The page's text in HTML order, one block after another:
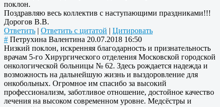
поклон.
Поздравляю весь коллектив с наступающими праздниками!!!
Дорогов В.В.
Ответить | Ответить с цитатой | Цитировать
# Петрухина Валентина 20.07.2018 16:50
Низкий поклон, искренняя благодарность и признательность
врачам 5-го Хирургического отделения Московской городской
онкологической больницы № 62. Здесь рождается надежда и
возможность на дальнейшую жизнь и выздоровление для
онкобольных. Огромное им спасибо за высокий
профессионализм, заботливое отношение, достойное качество
лечения на высоком современном уровне. Медсёстры и